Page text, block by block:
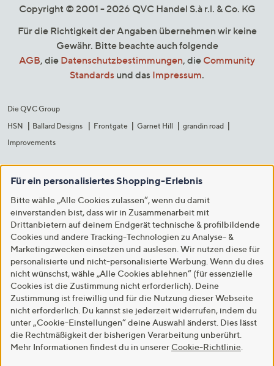
Copyright © 2001 - 2026 QVC Handel S.à r.l. & Co. KG
Für die Richtigkeit der Angaben übernehmen wir keine
Gewähr. Bitte beachte auch folgende
AGB, die Datenschutzbestimmungen, die Community
Standards und das Impressum.
Die QVC Group
HSN
Ballard Designs Frontgate Garnet Hill
grandin road
Improvements
Für ein personalisiertes Shopping-Erlebnis
Bitte wähle „Alle Cookies zulassen“, wenn du damit
einverstanden bist, dass wir in Zusammenarbeit mit
Drittanbietern auf deinem Endgerät technische & profilbildende
Cookies und andere Tracking-Technologien zu Analyse- &
Marketingzwecken einsetzen und auslesen. Wir nutzen diese für
personalisierte und nicht-personalisierte Werbung. Wenn du dies
nicht wünschst, wähle „Alle Cookies ablehnen“ (für essenzielle
Cookies ist die Zustimmung nicht erforderlich). Deine
Zustimmung ist freiwillig und für die Nutzung dieser Webseite
nicht erforderlich. Du kannst sie jederzeit widerrufen, indem du
unter „Cookie-Einstellungen“ deine Auswahl änderst. Dies lässt
die Rechtmäßigkeit der bisherigen Verarbeitung unberührt.
Mehr Informationen findest du in unserer Cookie-Richtlinie